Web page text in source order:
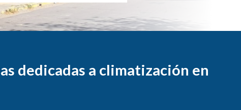
dedicadas a climatización en